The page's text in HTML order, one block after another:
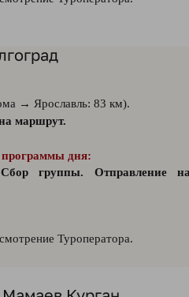
→ Ярославль: 83 км).
маршрут.
дня:
Сбор группы. Отправление
Туроператора.